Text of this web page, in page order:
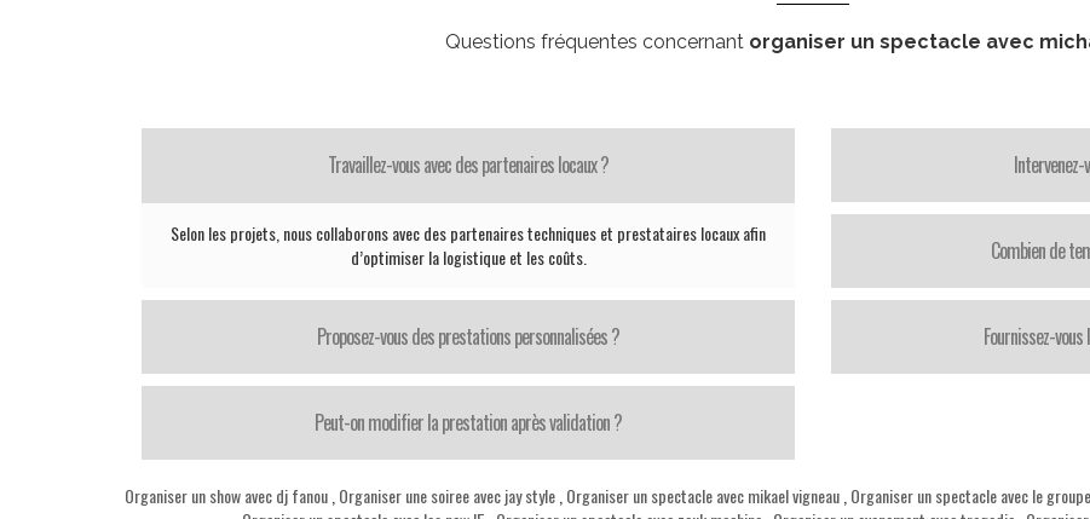
Questions fréquentes concernant organiser un spectacle avec
Travaillez-vous avec des partenaires locaux ?
Selon les projets, nous collaborons avec des partenaires techniques et prestataires locaux afin
d’optimiser la logistique et les coûts.
Proposez-vous des prestations personnalisées ?
Peut-on modifier la prestation après validation ?
Combien de
Fournissez-
Organiser un show avec dj fanou, Organiser une soiree avec jay style, Organiser un spectacle avec mikael vigneau, Organiser un spectacle avec le